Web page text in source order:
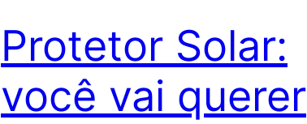
Protetor Solar:
você vai querer